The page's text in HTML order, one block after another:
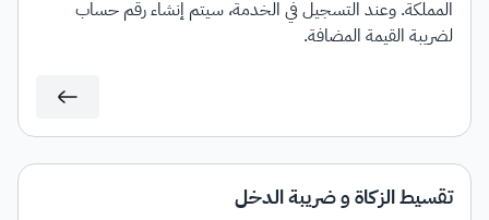
المملكة. وعند التسجيل في الخدمة، سيتم إنشاء رقم حساب
لضريبة القيمة المضافة.
تقسيط الزكاة و ضريبة الدخل